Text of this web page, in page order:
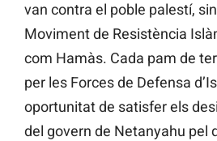
van contra el poble palestí,
Moviment de Resistència
com Hamàs. Cada pam de
per les Forces de Defensa
oportunitat de satisfer els
del govern de Netanyahu pel